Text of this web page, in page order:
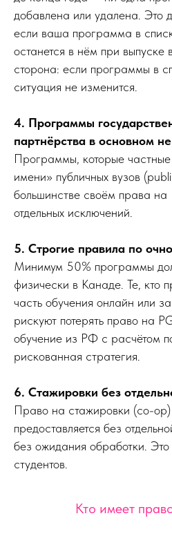
добавлена или удалена. Это
если ваша программа в
останется в нём при выпуске
сторона: если программы в
ситуация не изменится.
4. Программы
партнёрства в основном
Программы, которые частные
имени» публичных вузов
большинстве своём права
отдельных исключений.
5. Строгие правила по
Минимум 50% программы
физически в Канаде. Те, кто
часть обучения онлайн или
рискуют потерять право на
обучение из РФ с расчётом
рискованная стратегия.
6. Стажировки без
Право на стажировки (co-
предоставляется без
без ожидания обработки.
студентов.
Кто имеет